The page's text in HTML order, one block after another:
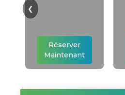
Réserver
Maintenant
❮